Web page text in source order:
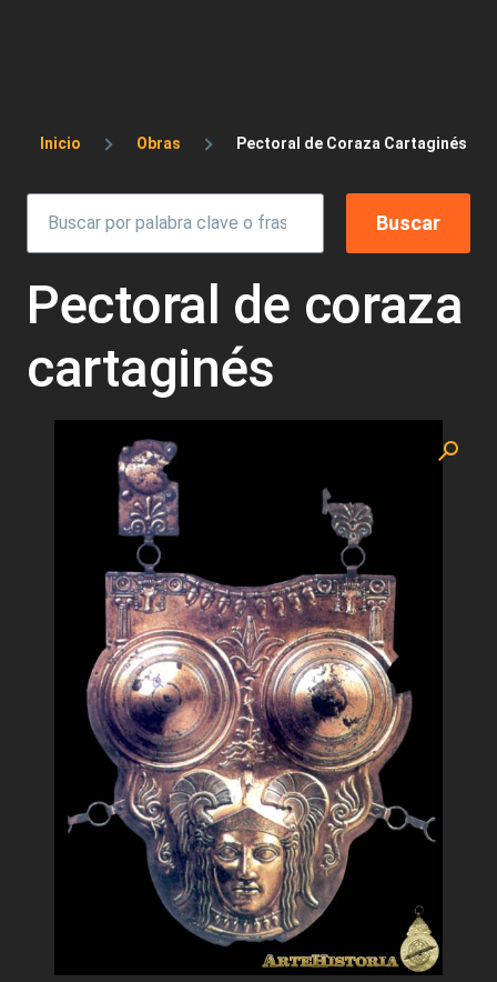
Sobrescribir enlaces de ayuda a la
Inicio Obras Pectoral de Coraza Cartaginés
Pectoral de coraza
cartaginés